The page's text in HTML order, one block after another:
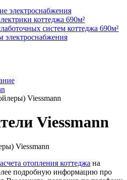
электроснабжения
коттеджа 690м²
систем коттеджа 690м²
электроснабжения
Viessmann
Viessmann
отопления коттеджа на
подробную информацию про